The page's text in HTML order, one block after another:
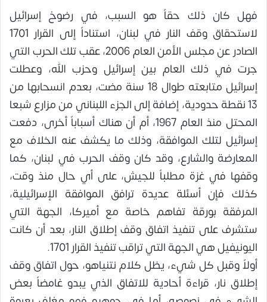
فهل كان ذلك حقاً هو السبب، في رضوخ إسرائيل
لاستحقاق وقف النار في لبنان، استناداً إلى القرار 1701
الصادر عن مجلس الأمن العام 2006، عقب تلك الحرب التي
جرت في ذلك العام بين إسرائيل وحزب الله، وعطلت
إسرائيل متابعته طوال 18 سنة مضت، بعدم انسحابها من
13 نقطة حدودية، إضافة إلى الجزء اللبناني من مزارع شبعا
المحتل منذ العام 1967، أم أن هناك أسباباً أخرى، دفعت
إسرائيل لتلك الموافقة، وذلك ما يكشف عنه الخلاف مع
المعارضة والشارع، وقد كان وقف الحرب في لبنان، كما
وقفها في غزة مطلباً للجيش، على أي حال منذ وقت،
كذلك فإن أسئلة عديدة ترافق الموافقة الإسرائيلية،
المرفقة بورقة تفاهم خاصة مع أميركا، الجهة التي
ستشرف على تنفيذ اتفاق وقف إطلاق النار، بعد أن كانت
اليونيفيل هي الجهة التي تراقب تنفيذ القرار 1701.
أولاً وقبل كل شيء، يظل كلام نتنياهو، حول اتفاق وقف
إطلاق نار، قراءة أحادية للاتفاق الذي يبدو غامضاً بعض